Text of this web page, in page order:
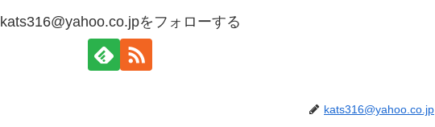
kats316@yahoo.co.jpをフォローする
kats316@yahoo.co.jp